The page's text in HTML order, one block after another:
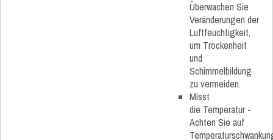
Überwachen Sie
Veränderungen der
Luftfeuchtigkeit,
um Trockenheit
und
Schimmelbildung
zu vermeiden.
Misst
die Temperatur -
Achten Sie auf